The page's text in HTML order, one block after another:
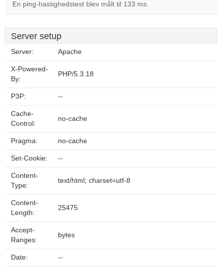
En ping-hastighedstest blev målt til 133 ms.
Server setup
Server: Apache
X-Powered-
By:
PHP/5.3.18
P3P: --
Cache-
Control:
no-cache
Pragma: no-cache
Set-Cookie: --
Content-
Type:
text/html; charset=utf-8
Content-
Length:
25475
Accept-
Ranges:
bytes
Date: --